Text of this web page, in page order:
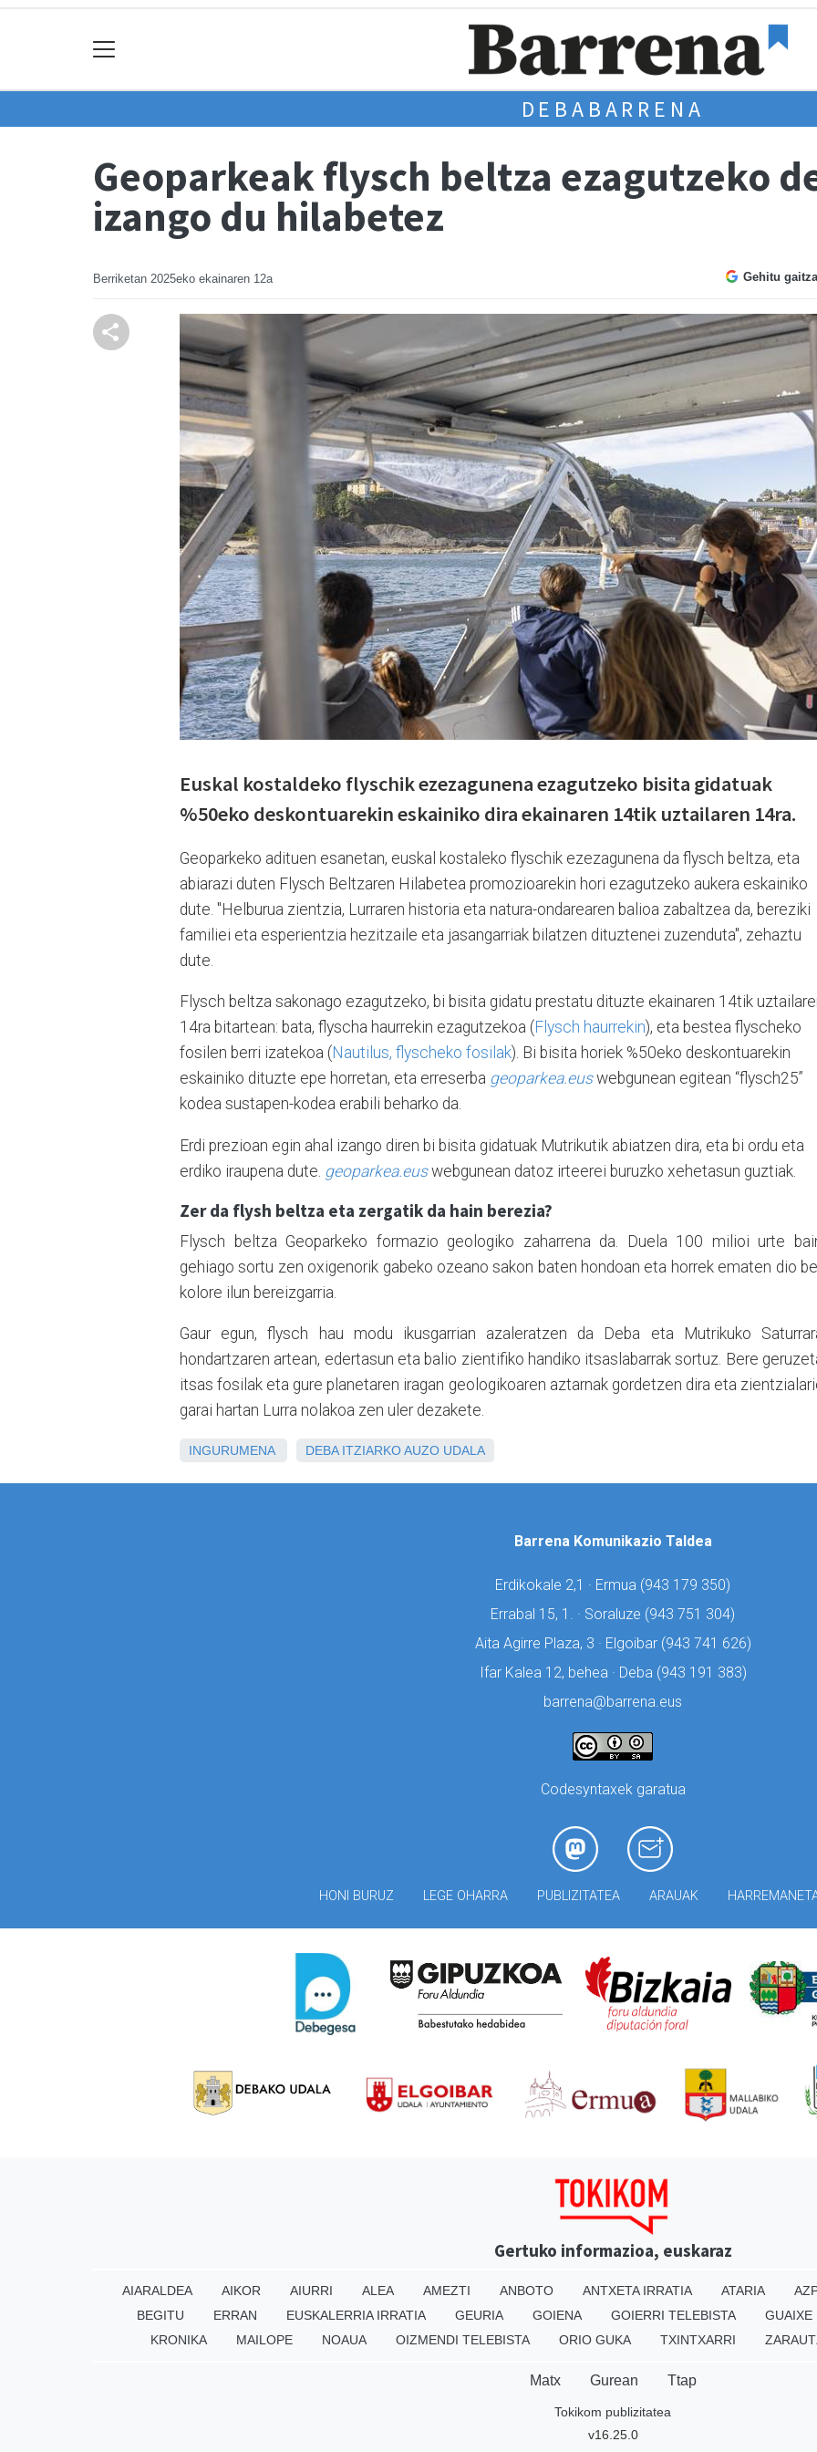
DEBABARRENA
Geoparkeak flysch beltza ezagutzeko
izango du hilabetez
Berriketan 2025eko ekainaren 12a Gehitu
Euskal kostaldeko flyschik ezezagunena ezagutzeko bisita gidatuak
%50eko deskontuarekin eskainiko dira ekainaren 14tik uztailaren 14ra.
Geoparkeko adituen esanetan, euskal kostaleko flyschik ezezagunena da flysch beltza, eta
abiarazi duten Flysch Beltzaren Hilabetea promozioarekin hori ezagutzeko aukera eskainiko
dute. "Helburua zientzia, Lurraren historia eta natura-ondarearen balioa zabaltzea da, bereziki
familiei eta esperientzia hezitzaile eta jasangarriak bilatzen dituztenei zuzenduta", zehaztu
dute.
Flysch beltza sakonago ezagutzeko, bi bisita gidatu prestatu dituzte ekainaren 14tik
14ra bitartean: bata, flyscha haurrekin ezagutzekoa ( Flysch haurrekin), eta bestea flyscheko
fosilen berri izatekoa ( Nautilus, flyscheko fosilak). Bi bisita horiek %50eko deskontuarekin
eskainiko dituzte epe horretan, eta erreserba geoparkea.eus webgunean egitean “flysch25”
kodea sustapen-kodea erabili beharko da.
Erdi prezioan egin ahal izango diren bi bisita gidatuak Mutrikutik abiatzen dira, eta bi ordu eta
erdiko iraupena dute. geoparkea.eus webgunean datoz irteerei buruzko xehetasun guztiak.
Zer da flysh beltza eta zergatik da hain berezia?
Flysch beltza Geoparkeko formazio geologiko zaharrena da. Duela 100 milioi urte
gehiago sortu zen oxigenorik gabeko ozeano sakon baten hondoan eta horrek ematen dio
kolore ilun bereizgarria.
Gaur egun, flysch hau modu ikusgarrian azaleratzen da Deba eta Mutrikuko
hondartzaren artean, edertasun eta balio zientifiko handiko itsaslabarrak sortuz. Bere
itsas fosilak eta gure planetaren iragan geologikoaren aztarnak gordetzen dira eta
garai hartan Lurra nolakoa zen uler dezakete.
INGURUMENA DEBA ITZIARKO AUZO UDALA
Barrena Komunikazio Taldea
Erdikokale 2,1 · Ermua (943 179 350)
Errabal 15, 1. · Soraluze (943 751 304)
Aita Agirre Plaza, 3 · Elgoibar (943 741 626)
Ifar Kalea 12, behea · Deba (943 191 383)
barrena@barrena.eus
Codesyntaxek garatua
HONI BURUZ LEGE OHARRA PUBLIZITATEA ARAUAK
Gertuko informazioa, euskaraz
AIARALDEA AIKOR AIURRI ALEA AMEZTI ANBOTO ANTXETA IRRATIA ATARIA
BEGITU
ERRAN EUSKALERRIA IRRATIA GEURIA GOIENA GOIERRI TELEBISTA GUAIXE
KRONIKA
MAILOPE NOAUA OIZMENDI TELEBISTA ORIO GUKA TXINTXARRI
Matx Gurean Ttap
Tokikom publizitatea
v16.25.0